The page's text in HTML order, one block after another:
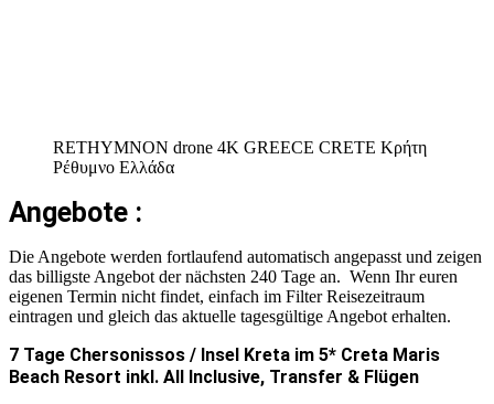
RETHYMNON drone 4K GREECE CRETE Κρήτη
Ρέθυμνο Ελλάδα
Angebote :
Die Angebote werden fortlaufend automatisch angepasst und zeigen
das billigste Angebot der nächsten 240 Tage an. Wenn Ihr euren
eigenen Termin nicht findet, einfach im Filter Reisezeitraum
eintragen und gleich das aktuelle tagesgültige Angebot erhalten.
7 Tage Chersonissos / Insel Kreta im 5* Creta Maris
Beach Resort inkl. All Inclusive, Transfer & Flügen